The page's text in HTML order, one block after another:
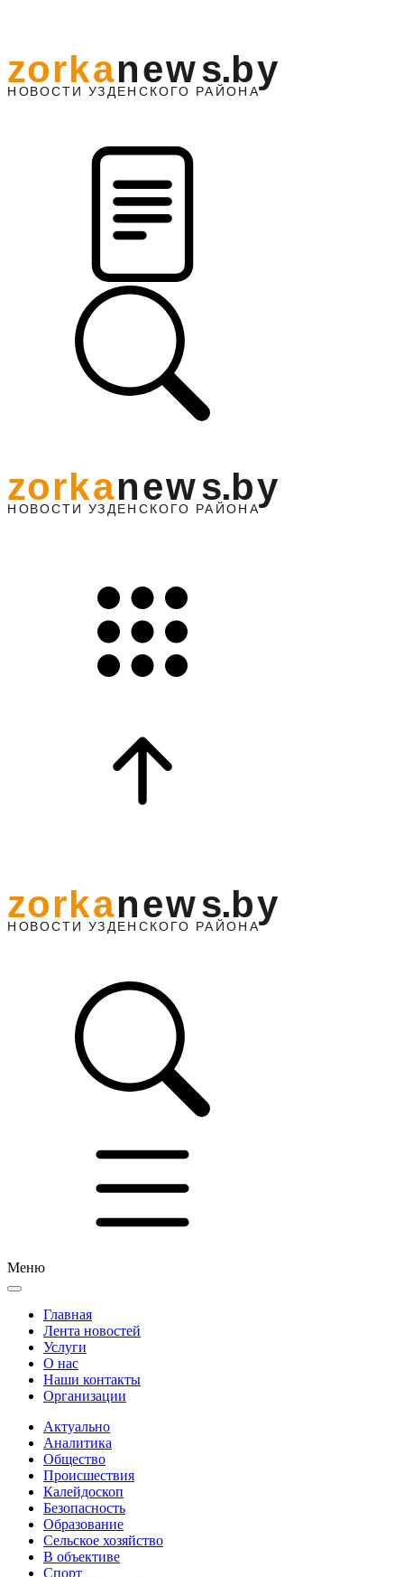
НО ВОСТИ УЗДЕНС КО ГО РАЙОНА
zorkanews.by
Меню
Главная
Лента новостей
Услуги
О нас
Наши контакты
Организации
Актуально
Аналитика
Общество
Происшествия
Калейдоскоп
Безопасность
Образование
Сельское хозяйство
В объективе
Спорт